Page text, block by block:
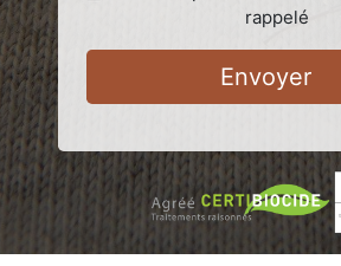
rappelé
Envoyer